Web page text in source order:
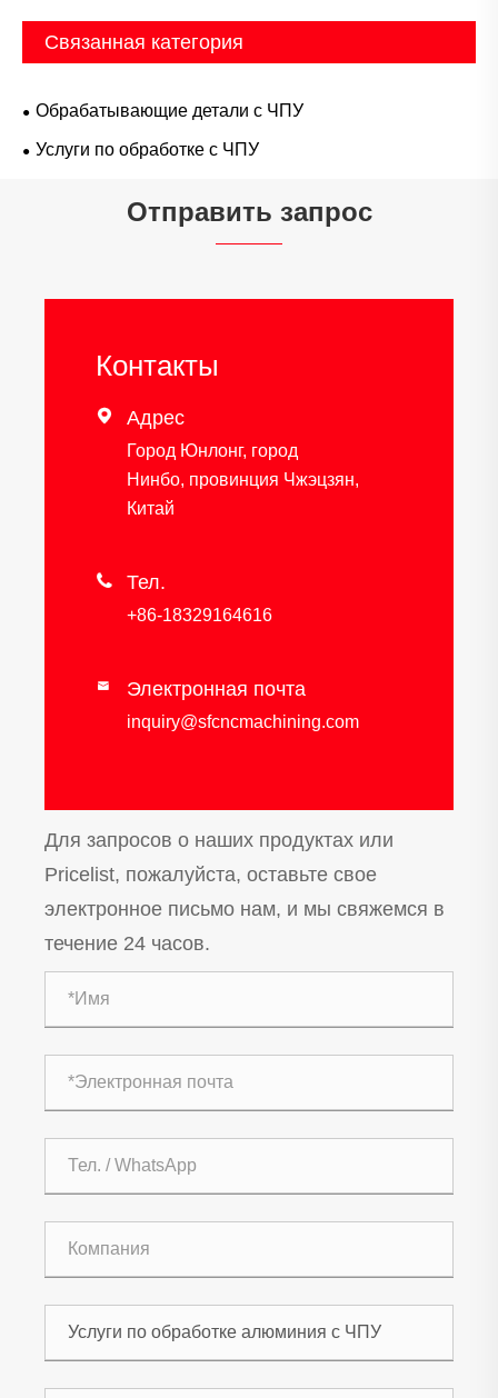
Связанная категория
Обрабатывающие детали с ЧПУ
Услуги по обработке с ЧПУ
Отправить запрос
Контакты
 Адрес
Город Юнлонг, город
Нинбо, провинция Чжэцзян,
Китай
 Тел.
+86-18329164616
 Электронная почта
inquiry@sfcncmachining.com
Для запросов о наших продуктах или
Pricelist, пожалуйста, оставьте свое
электронное письмо нам, и мы свяжемся в
течение 24 часов.